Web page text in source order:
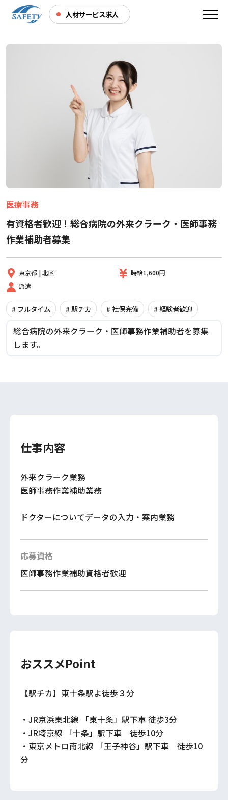
人材サービス求人
医療事務
有資格者歓迎！総合病院の外来クラーク・医師事務
作業補助者募集
東京都 | 北区
時給1,600円
派遣
# フルタイム # 駅チカ # 社保完備 # 経験者歓迎
総合病院の外来クラーク・医師事務作業補助者を募集
します。
仕事内容
外来クラーク業務
医師事務作業補助業務
ドクターについてデータの入力・案内業務
応募資格
医師事務作業補助資格者歓迎
おススメPoint
【駅チカ】東十条駅よ徒歩３分
・JR京浜東北線 「東十条」駅下車 徒歩3分
・JR埼京線 「十条」駅下車 徒歩10分
・東京メトロ南北線 「王子神谷」駅下車 徒歩10
分